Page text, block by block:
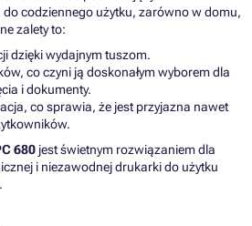
codziennego użytku, zarówno w domu,
zalety to:
dzięki wydajnym tuszom.
co czyni ją doskonałym wyborem dla
i dokumenty.
co sprawia, że jest przyjazna nawet
680 jest świetnym rozwiązaniem dla
i niezawodnej drukarki do użytku